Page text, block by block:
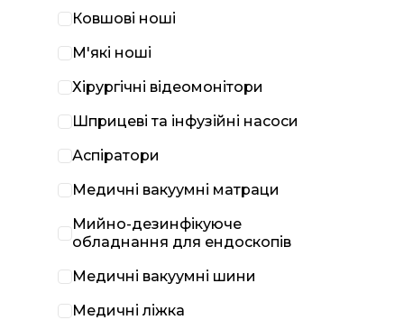
Ковшові ноші
М'які ноші
Хірургічні відеомонітори
Шприцеві та інфузійні насоси
Аспіратори
Медичні вакуумні матраци
Мийно-дезинфікуюче
обладнання для ендоскопів
Медичні вакуумні шини
Медичні ліжка